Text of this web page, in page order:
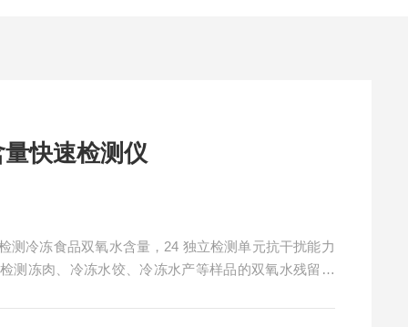
快速检测仪
测冷冻食品双氧水含量，24 独立检测单元抗干扰能力
测冻肉、冷冻水饺、冷冻水产等样品的双氧水残留。